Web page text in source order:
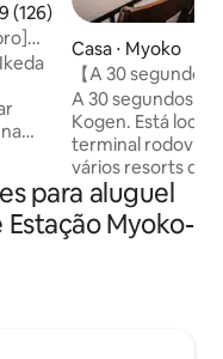
uma avaliação média de
(126)
para
final
da
Casa ⋅ Myoko
【A 30
Kogen】 Ideal
esqui | 120㎡
Animais de
A 30 segundos a
Kogen. Está
terminal
vários resorts de
Suginohara,
Movimento
pesadas e botas.
para aluguel
Myoko-